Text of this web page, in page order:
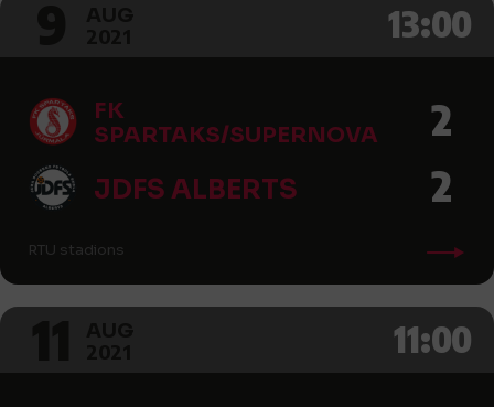
13:00
FK
SPARTAKS/SUPERNOVA
2
JDFS ALBERTS 2
RTU stadions
11:00